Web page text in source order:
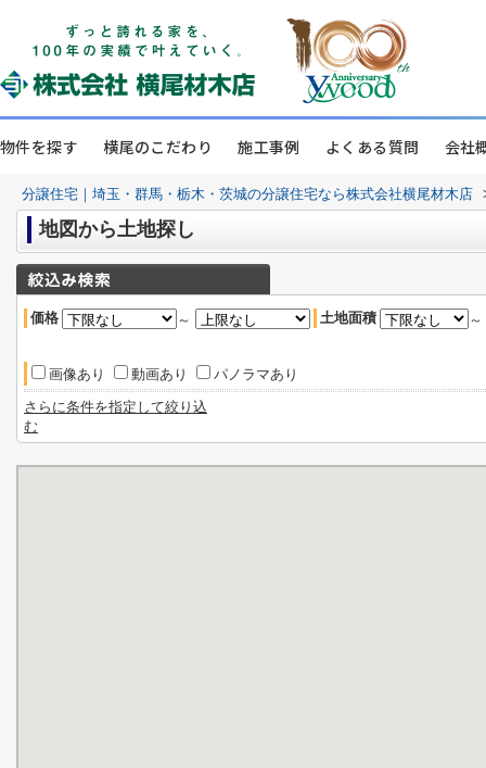
物件を探す 横尾のこだわり 施工事例 よくある質問 会社
分譲住宅｜埼玉・群馬・栃木・茨城の分譲住宅なら株式会社横尾材木店
地図から土地探し
価格 ～ 土地面積 ～
画像あり 動画あり
パノラマあり
さらに条件を指定して絞り込
む